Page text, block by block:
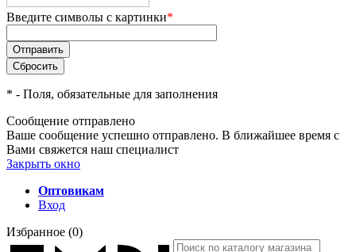
Введите символы с картинки*
* - Поля, обязательные для заполнения
Сообщение отправлено
Ваше сообщение успешно отправлено. В ближайшее время с
Вами свяжется наш специалист
Закрыть окно
Оптовикам
Вход
Избранное (0)